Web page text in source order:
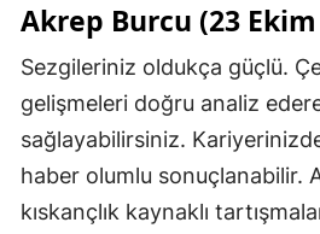
Akrep Burcu (23 Ekim
Sezgileriniz oldukça güçlü.
gelişmeleri doğru analiz
sağlayabilirsiniz.
haber olumlu sonuçlanabilir.
kıskançlık kaynaklı